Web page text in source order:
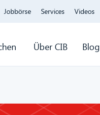
Jobbörse Services Videos
Über CIB Blog